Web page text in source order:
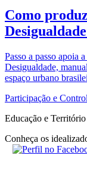
Como
Passo a passo apoia
Desigualdade,
espaço urbano
Participação e
Educação e Território
Conheça os